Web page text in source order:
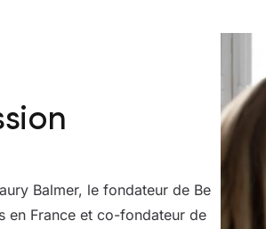
Balmer, le fondateur de Be
en France et co-fondateur de